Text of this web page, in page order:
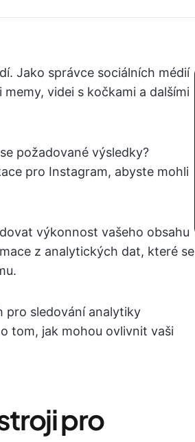
Jako správce sociálních médií
videi s kočkami a dalšími
požadované výsledky?
pro Instagram, abyste mohli
výkonnost vašeho obsahu
z analytických dat, které se
pro sledování analytiky
tom, jak mohou ovlivnit vaši
pro